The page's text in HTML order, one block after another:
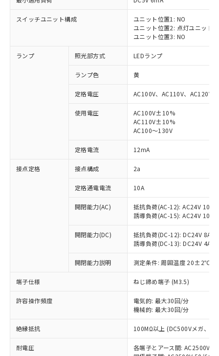
スイッチユニット構成
ユニット位置1: NO
ユニット位置2: 点灯ユニット
ユニット位置3: NO
ランプ 照光部方式 LEDランプ
ランプ色 黄
定格電圧 AC100V、AC110V、AC120V
使用電圧
AC100V±10%
AC110V±10%
AC100～130V
定格電流 12mA
接点定格 接点構成 2a
定格通電電流 10A
開閉能力(AC)
抵抗負荷(AC-12): AC24V 10A/
誘導負荷(AC-15): AC24V
開閉能力(DC)
抵抗負荷(DC-12): DC24V 8A/
誘導負荷(DC-13): DC24V 4A/
開閉能力説明 測定条件: 周囲温度 20±2℃、
端子仕様 ねじ締め端子 (M3.5)
許容操作頻度
電気的: 最大30回/分
機械的: 最大30回/分
絶縁抵抗 100MΩ以上 (DC500Vメガ、点
耐電圧
各端子とアース間: AC2500V
ご利用条件
以下の条件をお読みいただき、同意のうえ
本サービスは、当社制御機器事業取扱
商品の当社在庫状況および標準価格
(税抜)を提供させていただくもので
当社制御機器事業取扱商品の中には、
本サービスの対象外となる商品もある
ことをご了承ください。
在庫状況および標準価格照会結果は、
記載している更新日時点での社内デー
タに基づき作成されるものであり、閲
準価格とは異なる場合があることをご
対応済み：EU RoHS指令（10物質）の
非含有に対応した製品が提供可能な商品で
対応予定：EU RoHS指令（10物質）の非含
有に対応した製品に切り替える予定のある
対応予定なし：EU RoHS指令（10物質）の
非含有に非対応の商品で、対応品を出す予
調査・確認中：EU RoHS指令（10物質）の
非含有の対応状況を調査中または確認中の
非該当品：ライセンス料など無形物で、有
害物質有無と関係のない商品です。
仕入先様の事情により、非含有部品として
いたものが、含有品と判明した場合などや
むを得ず変更することがあります。
*EU RoHS指令（10物質）：
鉛(Pb) 1000ppm以下、 水銀(Hg) 1000ppm以下、 カド
六価クロム(Cr(Ⅵ)) 1000ppm以下、ポリ臭化ビフェニル
「○」：最大均質材料含有率が中国RoHSの
基準値以下であることを示します。
「×」：最大均質材料含有率が中国RoHSの
基準値を超えていることを示します。
「－」：未確認です。当社販売部門へお問
当社は、これら貴社製品のうち、外国
為替および外国貿易法に定める商品
（以下｢規制貨物等」という）を輸出
または国外への提供する場合は、日本
国政府の輸出許可(または役務取引許
可)を取得するなどの必要な手続きを